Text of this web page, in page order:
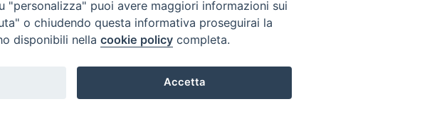
Fax 0125.40296 segreteriacuria@diocesivrea.it
puoi avere maggiori informazioni sui
o chiudendo questa informativa proseguirai la
disponibili nella cookie policy completa.
Accetta